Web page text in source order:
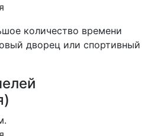
количество времени
дворец или спортивный